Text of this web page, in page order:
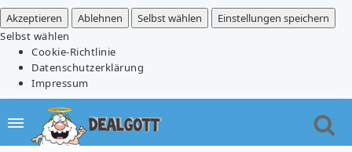
Akzeptieren
Ablehnen Selbst wählen
Einstellungen speichern
Selbst wählen
Cookie-Richtlinie
Datenschutzerklärung
Impressum